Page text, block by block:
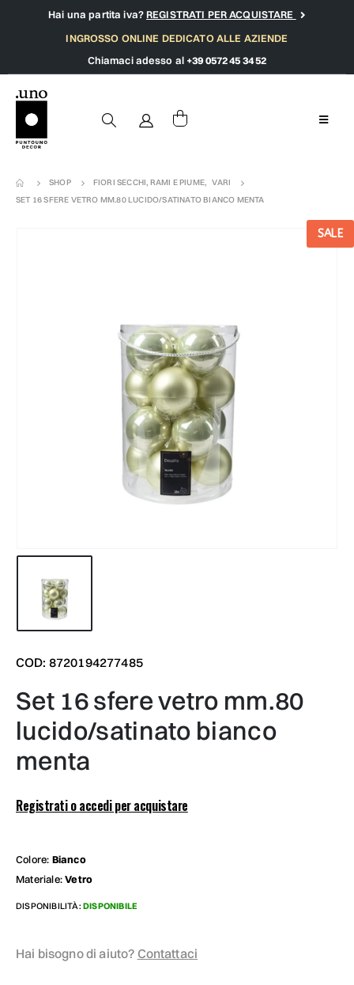
Hai una partita iva?REGISTRATI PER ACQUISTARE
INGROSSO ONLINE DEDICATO ALLE AZIENDE
Chiamaci adesso al +39 0572 45 34 52
SHOP FIORI SECCHI, RAMI E PIUME, VARI
SET 16 SFERE VETRO MM.80 LUCIDO/SATINATO BIANCO MENTA
SALE
COD: 8720194277485
set 16 sfere vetro mm.80
lucido/satinato bianco
menta
Registrati o accedi per acquistare
Colore: Bianco
Materiale:Vetro
DISPONIBILITÀ: DISPONIBILE
Hai bisogno di aiuto? Contattaci